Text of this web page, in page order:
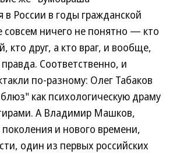
в России в годы гражданской
совсем ничего не понятно — кто
кто друг, а кто враг, и вообще,
Соответственно, и
по-разному: Олег Табаков
как психологическую драму
А Владимир Машков,
поколения и нового времени,
один из первых российских